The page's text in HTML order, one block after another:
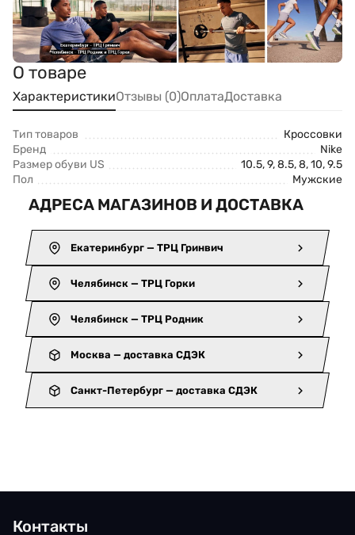
О товаре
ХарактеристикиОтзывы (0)ОплатаДоставка
Тип товаров
Кроссовки
Бренд
Nike
Размер обуви US
10.5, 9, 8.5, 8, 10, 9.5
Пол
Мужские
АДРЕСА МАГАЗИНОВ И ДОСТАВКА
Екатеринбург — ТРЦ Гринвич
Челябинск — ТРЦ Горки
Челябинск — ТРЦ Родник
Москва — доставка СДЭК
Санкт-Петербург — доставка СДЭК
Контакты